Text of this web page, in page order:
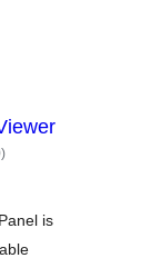
કુલ
રેટિંગ્સ
)
is